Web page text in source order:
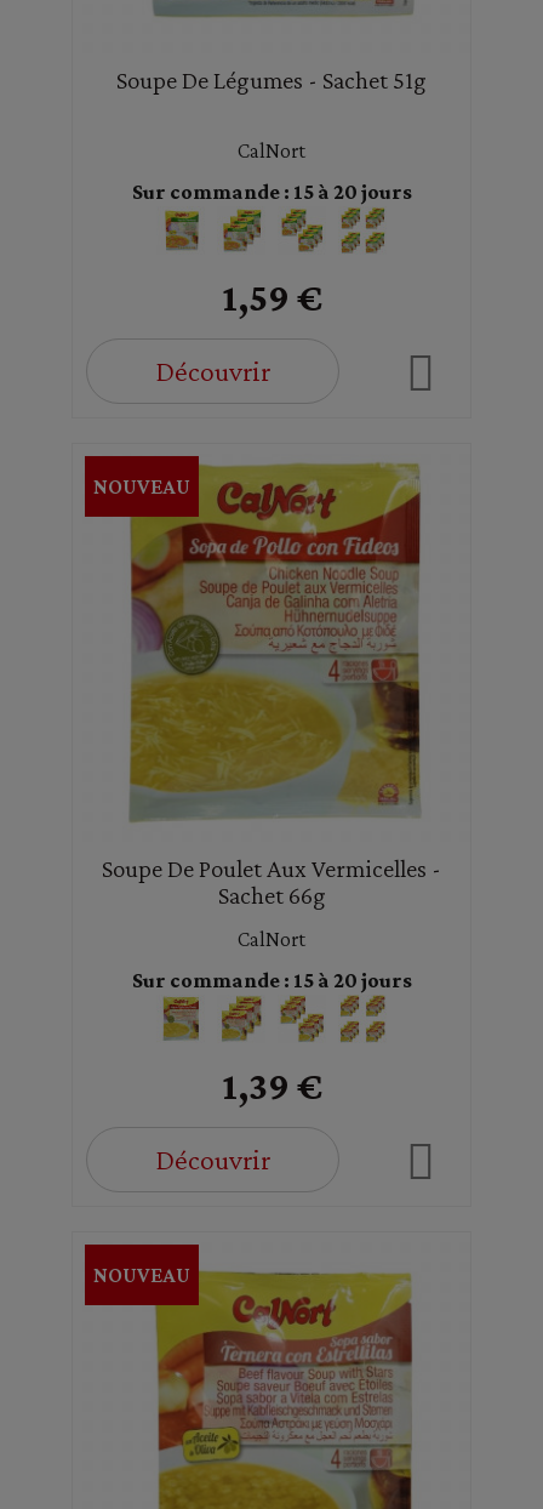
Soupe De Légumes - Sachet 51g
CalNort
Sur commande : 15 à 20 jours
1,59 €
Découvrir
Soupe De Poulet Aux Vermicelles -
Sachet 66g
CalNort
Sur commande : 15 à 20 jours
1,39 €
Découvrir
NOUVEAU
NOUVEAU